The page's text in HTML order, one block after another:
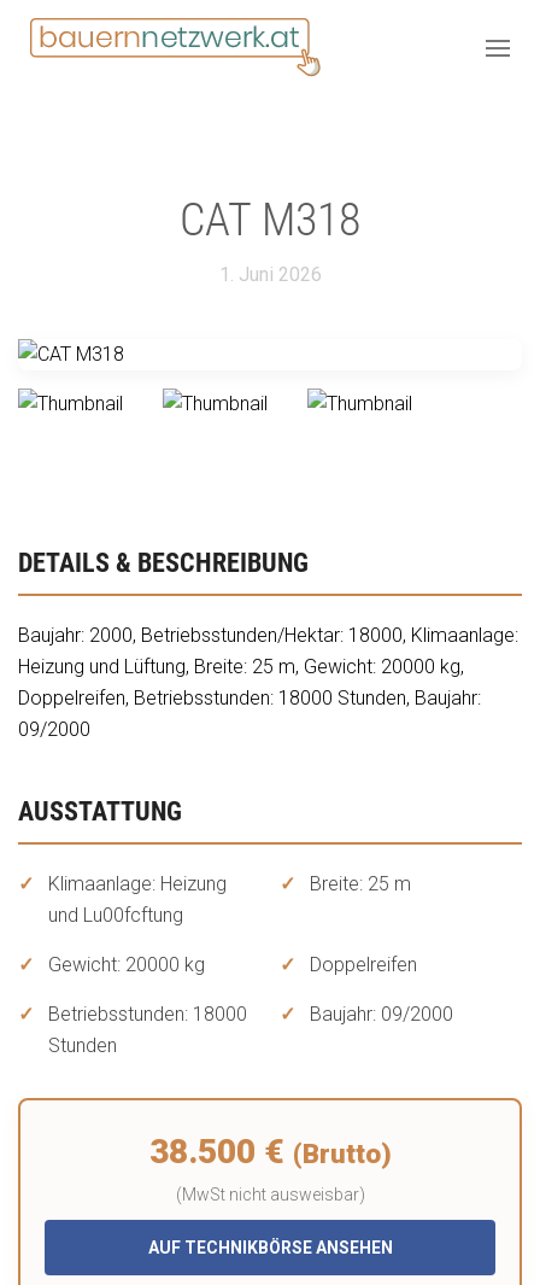
CAT M318
1. Juni 2026
DETAILS & BESCHREIBUNG
Baujahr: 2000, Betriebsstunden/Hektar: 18000, Klimaanlage:
Heizung und Lüftung, Breite: 25 m, Gewicht: 20000 kg,
Doppelreifen, Betriebsstunden: 18000 Stunden, Baujahr:
09/2000
AUSSTATTUNG
Klimaanlage: Heizung
und Lu00fcftung
Breite: 25 m
Gewicht: 20000 kg Doppelreifen
Betriebsstunden: 18000
Stunden
Baujahr: 09/2000
38.500 € (Brutto)
(MwSt nicht ausweisbar)
AUF TECHNIKBÖRSE ANSEHEN